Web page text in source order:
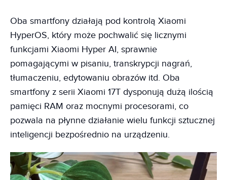
Oba smartfony działają pod kontrolą Xiaomi
HyperOS, który może pochwalić się licznymi
funkcjami Xiaomi Hyper AI, sprawnie
pomagającymi w pisaniu, transkrypcji nagrań,
tłumaczeniu, edytowaniu obrazów itd. Oba
smartfony z serii Xiaomi 17T dysponują dużą ilością
pamięci RAM oraz mocnymi procesorami, co
pozwala na płynne działanie wielu funkcji sztucznej
inteligencji bezpośrednio na urządzeniu.